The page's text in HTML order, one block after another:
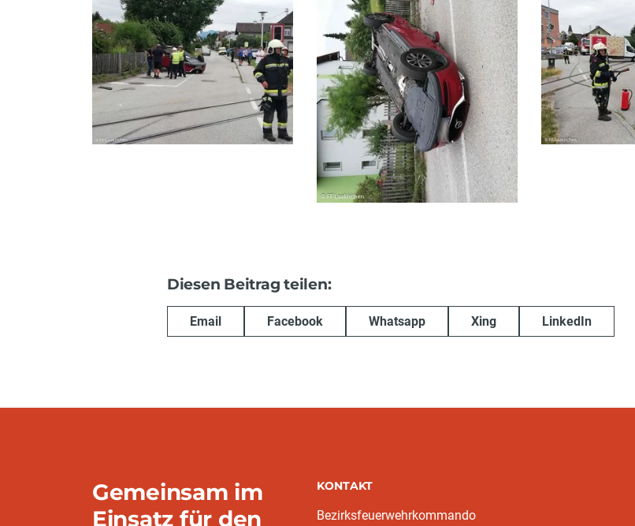
Diesen Beitrag teilen:
Email Facebook Whatsapp Xing LinkedIn
Gemeinsam im
Einsatz für den
KONTAKT
Bezirksfeuerwehrkommando